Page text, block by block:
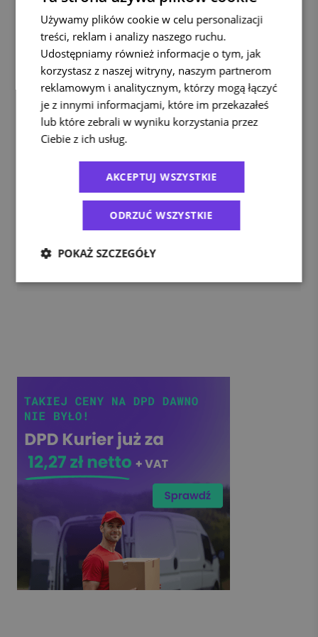
Zamów kuriera po odbiór Twojej przesyłki!
ZAŁÓŻ DARMOWE KONTO LUBZALOGUJ SIĘ
Kategorie
Bez kategorii
Ekologia
Porady
Przesyłki zagraniczne
Usługi kurierskie
Używamy plików cookie w celu personalizacji
treści, reklam i analizy naszego ruchu.
Udostępniamy również informacje o tym, jak
korzystasz z naszej witryny, naszym partnerom
reklamowym i analitycznym, którzy mogą łączyć
je z innymi informacjami, które im przekazałeś
lub które zebrali w wyniku korzystania przez
Ciebie z ich usług.
AKCEPTUJ WSZYSTKIE
ODRZUĆ WSZYSTKIE
POKAŻ SZCZEGÓŁY